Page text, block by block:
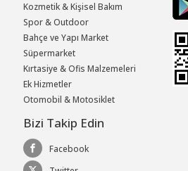
Kozmetik & Kişisel Bakım
Spor & Outdoor
Bahçe ve Yapı Market
Süpermarket
Kırtasiye & Ofis Malzemeleri
Ek Hizmetler
Otomobil & Motosiklet
Bizi Takip Edin
Facebook